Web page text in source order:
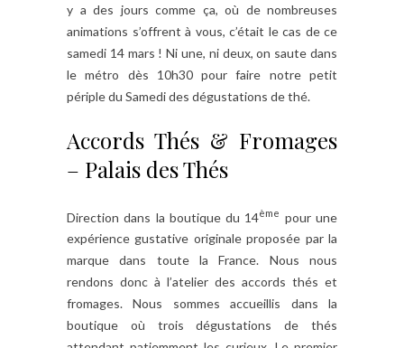
y a des jours comme ça, où de nombreuses
animations s’offrent à vous, c’était le cas de ce
samedi 14 mars ! Ni une, ni deux, on saute dans
le métro dès 10h30 pour faire notre petit
périple du Samedi des dégustations de thé.
Accords Thés & Fromages
– Palais des Thés
Direction dans la boutique du 14ème pour une
expérience gustative originale proposée par la
marque dans toute la France. Nous nous
rendons donc à l’atelier des accords thés et
fromages. Nous sommes accueillis dans la
boutique où trois dégustations de thés